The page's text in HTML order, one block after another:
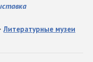
Литературные музеи